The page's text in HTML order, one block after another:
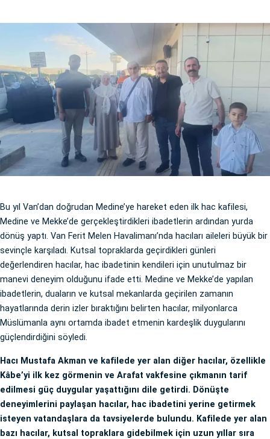
Bu yıl Van’dan doğrudan Medine’ye hareket eden ilk hac kafilesi,
Medine ve Mekke’de gerçekleştirdikleri ibadetlerin ardından yurda
dönüş yaptı. Van Ferit Melen Havalimanı’nda hacıları aileleri büyük bir
sevinçle karşıladı. Kutsal topraklarda geçirdikleri günleri
değerlendiren hacılar, hac ibadetinin kendileri için unutulmaz bir
manevi deneyim olduğunu ifade etti. Medine ve Mekke’de yapılan
ibadetlerin, duaların ve kutsal mekanlarda geçirilen zamanın
hayatlarında derin izler bıraktığını belirten hacılar, milyonlarca
Müslümanla aynı ortamda ibadet etmenin kardeşlik duygularını
güçlendirdiğini söyledi.
Hacı Mustafa Akman ve kafilede yer alan diğer hacılar, özellikle
Kâbe’yi ilk kez görmenin ve Arafat vakfesine çıkmanın tarif
edilmesi güç duygular yaşattığını dile getirdi. Dönüşte
deneyimlerini paylaşan hacılar, hac ibadetini yerine getirmek
isteyen vatandaşlara da tavsiyelerde bulundu. Kafilede yer alan
bazı hacılar, kutsal topraklara gidebilmek için uzun yıllar sıra